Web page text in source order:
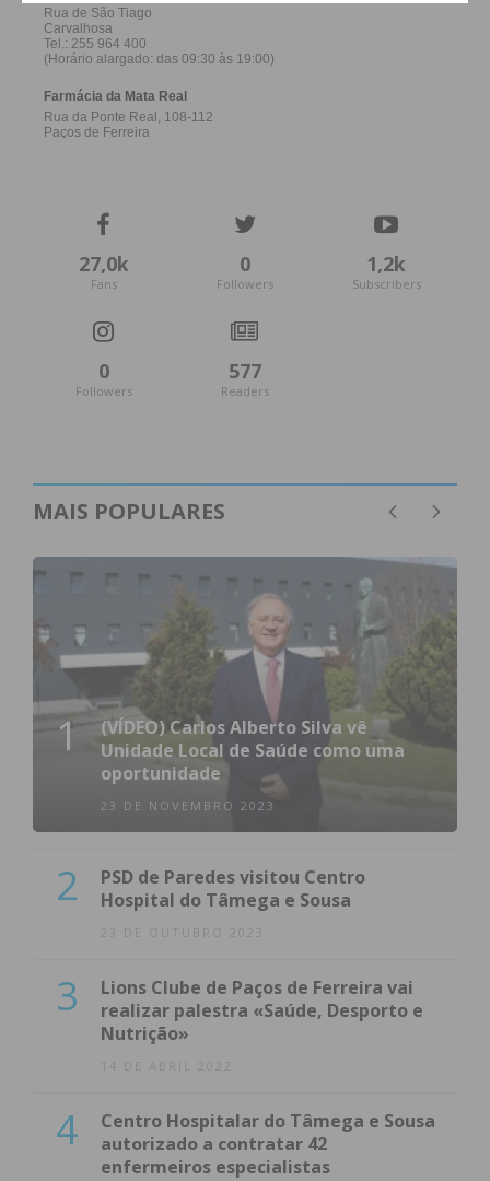
27,0k
Fans
0
Followers
1,2k
Subscribers
0
Followers
577
Readers
MAIS POPULARES
1
(VÍDEO) Carlos Alberto Silva vê
Unidade Local de Saúde como uma
oportunidade
23 DE NOVEMBRO 2023
2
PSD de Paredes visitou Centro
Hospital do Tâmega e Sousa
23 DE OUTUBRO 2023
3
Lions Clube de Paços de Ferreira vai
realizar palestra «Saúde, Desporto e
Nutrição»
14 DE ABRIL 2022
4
Centro Hospitalar do Tâmega e Sousa
autorizado a contratar 42
enfermeiros especialistas